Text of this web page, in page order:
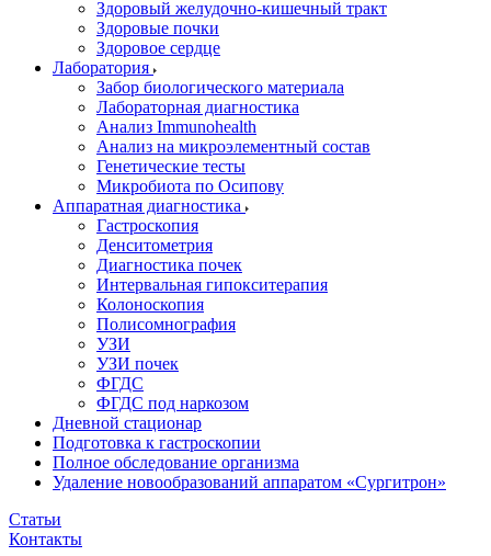
Здоровый желудочно-кишечный тракт
Здоровые почки
Здоровое сердце
Лаборатория
Забор биологического материала
Лабораторная диагностика
Анализ Immunohealth
Анализ на микроэлементный состав
Генетические тесты
Микробиота по Осипову
Аппаратная диагностика
Гастроскопия
Денситометрия
Диагностика почек
Интервальная гипокситерапия
Колоноскопия
Полисомнография
УЗИ
УЗИ почек
ФГДС
ФГДС под наркозом
Дневной стационар
Подготовка к гастроскопии
Полное обследование организма
Удаление новообразований аппаратом «Сургитрон»‎
Статьи
Контакты